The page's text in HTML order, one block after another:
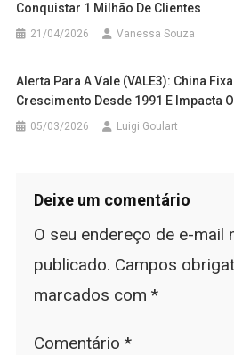
Conquistar 1 Milhão De Clientes
21/04/2026 Vanessa Souza
Alerta Para A Vale (VALE3): China
Crescimento Desde 1991 E Impacta
05/03/2026 Luigi Goulart
Deixe um comentário
O seu endereço de e-mail
publicado. Campos
marcados com *
Comentário *